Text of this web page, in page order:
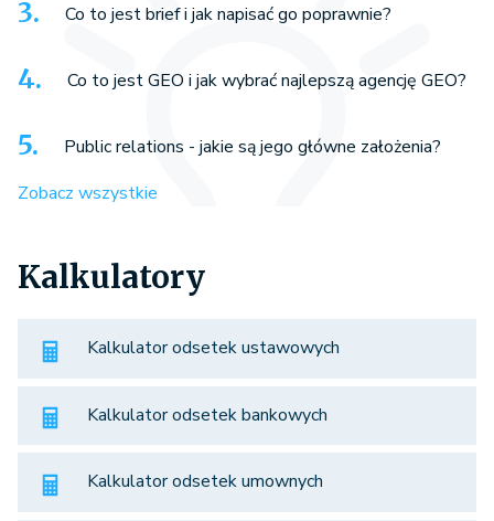
Co to jest brief i jak napisać go poprawnie?
Co to jest GEO i jak wybrać najlepszą agencję GEO?
Public relations - jakie są jego główne założenia?
Zobacz wszystkie
Kalkulatory
Kalkulator odsetek ustawowych
Kalkulator odsetek bankowych
Kalkulator odsetek umownych